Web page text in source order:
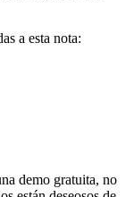
a esta nota:
demo gratuita, no